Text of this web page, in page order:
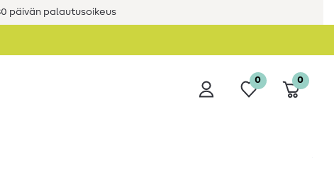
päivän palautusoikeus
0 0